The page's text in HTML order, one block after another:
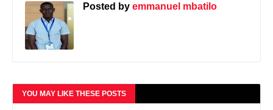
Posted by emmanuel mbatilo
YOU MAY LIKE THESE POSTS